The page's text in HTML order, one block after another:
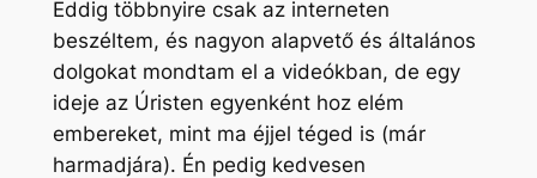
Eddig többnyire csak az interneten
beszéltem, és nagyon alapvető és általános
dolgokat mondtam el a videókban, de egy
ideje az Úristen egyenként hoz elém
embereket, mint ma éjjel téged is (már
harmadjára). Én pedig kedvesen